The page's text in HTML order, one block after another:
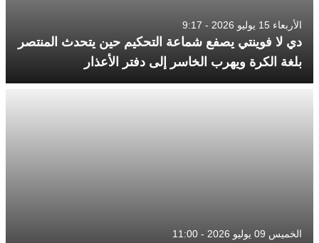
الأربعاء 15 يوليو 2026 - 9:17
دي لا فوينتي يصفع شماعة التحكيم حين يتحدث المنتصر
بلغة الكرة ويهرب الخاسر إلى دفتر الأعذار
الخميس 09 يوليو 2026 - 11:00